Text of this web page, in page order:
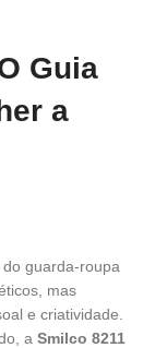
Guia
a
guarda-roupa
mas
e criatividade.
a Smilco 8211